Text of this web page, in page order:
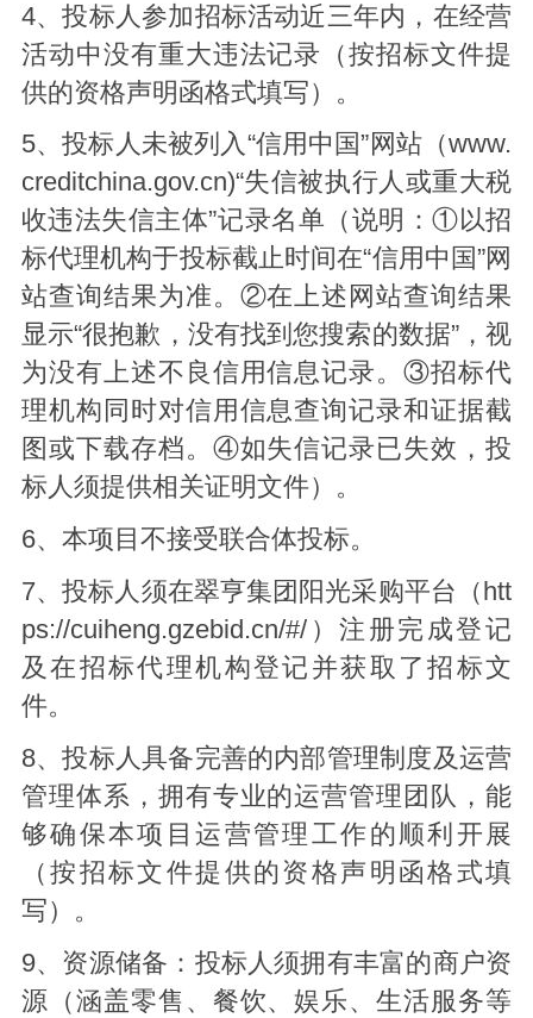
4、投标人参加招标活动近三年内，在经营
活动中没有重大违法记录（按招标文件提
供的资格声明函格式填写）。
5、投标人未被列入“信用中国”网站（www.
creditchina.gov.cn)“失信被执行人或重大税
收违法失信主体”记录名单（说明：①以招
标代理机构于投标截止时间在“信用中国”网
站查询结果为准。②在上述网站查询结果
显示“很抱歉，没有找到您搜索的数据”，视
为没有上述不良信用信息记录。③招标代
理机构同时对信用信息查询记录和证据截
图或下载存档。④如失信记录已失效，投
标人须提供相关证明文件）。
6、本项目不接受联合体投标。
7、投标人须在翠亨集团阳光采购平台（htt
ps://cuiheng.gzebid.cn/#/）注册完成登记
及在招标代理机构登记并获取了招标文
件。
8、投标人具备完善的内部管理制度及运营
管理体系，拥有专业的运营管理团队，能
够确保本项目运营管理工作的顺利开展
（按招标文件提供的资格声明函格式填
写）。
9、资源储备：投标人须拥有丰富的商户资
源（涵盖零售、餐饮、娱乐、生活服务等